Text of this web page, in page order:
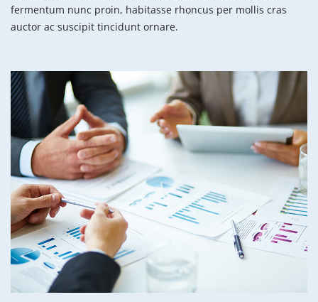
fermentum nunc proin, habitasse rhoncus per mollis cras
auctor ac suscipit tincidunt ornare.